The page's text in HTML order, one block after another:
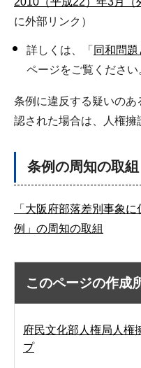
に外部リンク）
詳しくは、「 同和問
ページをご覧ください
条例に違反する疑いの
認された場合は、人権擁
条例の周知の取組
「大阪府部落差別事象
例」の周知の取組
このページの作成
府民文化部人権局人権
プ